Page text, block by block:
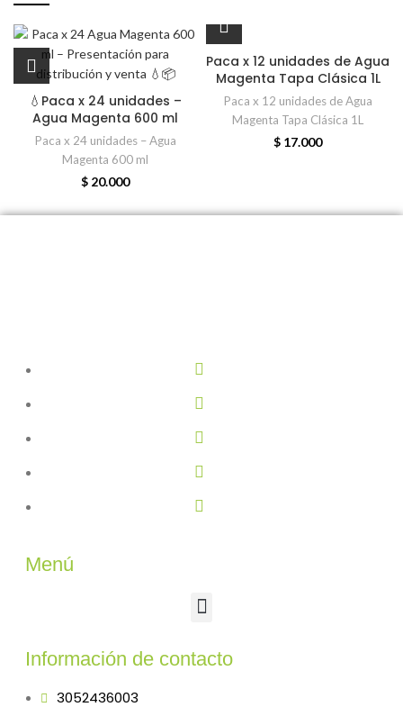
💧Paca x 24 unidades –
Agua Magenta 600 ml
Paca x 24 unidades – Agua
Magenta 600 ml
$ 20.000
Paca x 12 unidades de Agua
Magenta Tapa Clásica 1L
Paca x 12 unidades de Agua
Magenta Tapa Clásica 1L
$ 17.000
Menú
Información de contacto
3052436003